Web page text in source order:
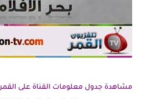
مشاهدة جدول معلومات القناة على